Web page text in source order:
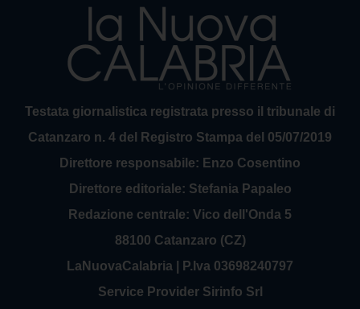
Testata giornalistica registrata presso il tribunale di
Catanzaro n. 4 del Registro Stampa del 05/07/2019
Direttore responsabile: Enzo Cosentino
Direttore editoriale: Stefania Papaleo
Redazione centrale: Vico dell'Onda 5
88100 Catanzaro (CZ)
LaNuovaCalabria | P.Iva 03698240797
Service Provider Sirinfo Srl